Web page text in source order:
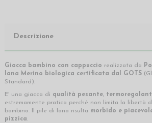
Descrizione
Giacca bambino con cappuccio realizzata da
lana Merino biologica certificata dal GOTS
Standard).
E' una giacca di qualità pesante,
estremamente pratica perché non limita la libertà
bambino. Il pile di lana risulta morbido e
pizzica.